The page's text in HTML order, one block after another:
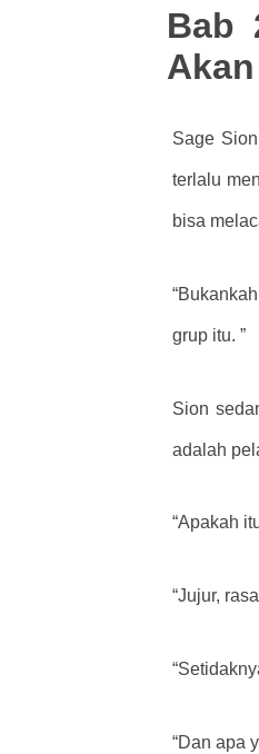
Size :
Bab
Sage
terlalu
bisa
grup itu. ”
Sion
adalah
“Apakah
“Jujur,
“Dan apa